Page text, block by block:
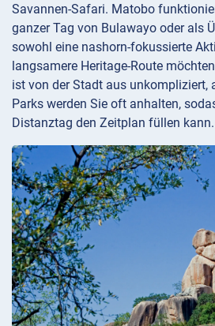
Savannen-Safari. Matobo
ganzer Tag von Bulawayo oder als
sowohl eine nashorn-fokussierte
langsamere Heritage-Route
ist von der Stadt aus unkompliziert,
Parks werden Sie oft anhalten,
Distanztag den Zeitplan füllen kann.